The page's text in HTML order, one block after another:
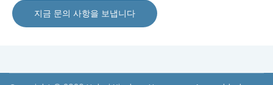
지금 문의 사항을 보냅니다